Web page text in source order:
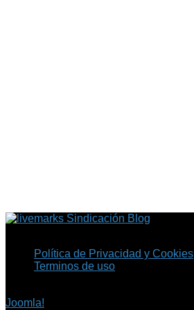
Sindicación Blog
Política de Privacidad y Cookies
Terminos de uso
Joomla!